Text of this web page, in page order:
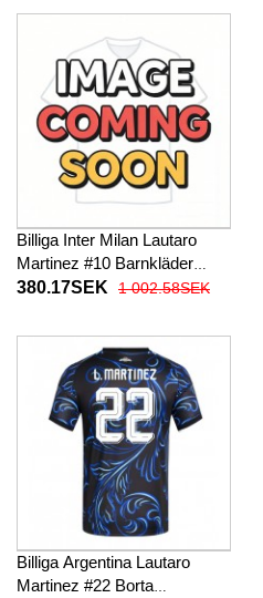
Korta byxor)
Billiga Inter Milan Lautaro
Martinez #10 Barnkläder
Tredje fotbollskläder till baby
byxor)
380.17SEK 1 002.58SEK
Billiga Argentina Lautaro
Martinez #22 Borta